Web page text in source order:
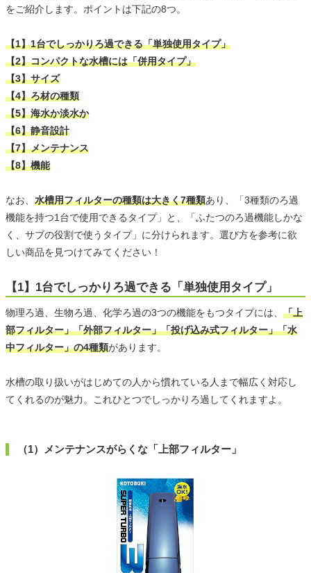
をご紹介します。ポイントは下記の8つ。
【1】1台でしっかりろ過できる「単独使用タイプ」
【2】コンパクトな水槽には「併用タイプ」
【3】サイズ
【4】ろ材の種類
【5】海水か淡水か
【6】静音設計
【7】メンテナンス
【8】機能
なお、 水槽用フィルターの種類は大きく7種類あり、「3種類のろ過
機能を持つ1台で使用できるタイプ」と、「ふたつのろ過機能しかな
く、サブの役割で使うタイプ」に分けられます。選び方を参考に欲
しい商品を見つけてみてください！
【1】1台でしっかりろ過できる「単独使用タイプ」
物理ろ過、生物ろ過、化学ろ過の3つの機能をもつタイプには、 「上
部フィルター」「外部フィルター」「投げ込み式フィルター」「水
中フィルター」の4種類があります。
水槽の取り扱いがはじめての人から慣れている人まで幅広く対応し
てくれるのが魅力。これひとつでしっかりろ過してくれますよ。
（1）メンテナンスがらくな「上部フィルター」